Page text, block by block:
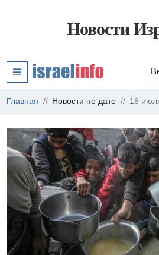
Новости
Главная Новости по дате 16